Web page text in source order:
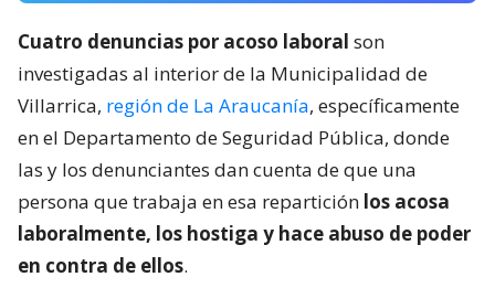
Cuatro denuncias por acoso laboral son
investigadas al interior de la Municipalidad de
Villarrica, región de La Araucanía, específicamente
en el Departamento de Seguridad Pública, donde
las y los denunciantes dan cuenta de que una
persona que trabaja en esa repartición los acosa
laboralmente, los hostiga y hace abuso de poder
en contra de ellos.